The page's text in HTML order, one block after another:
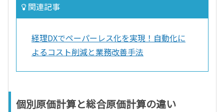
関連記事
経理DXでペーパーレス化を実現！自動化に
よるコスト削減と業務改善手法
個別原価計算と総合原価計算の違い